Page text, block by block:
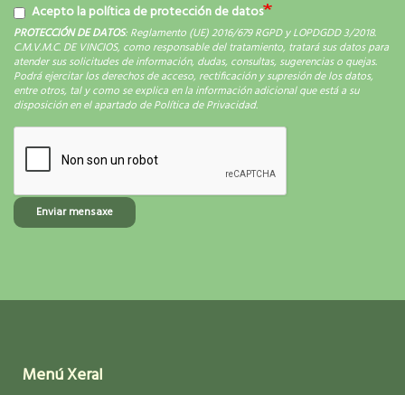
Acepto la política de protección de datos
PROTECCIÓN DE DATOS: Reglamento (UE) 2016/679 RGPD y LOPDGDD 3/2018.
C.M.V.M.C. DE VINCIOS, como responsable del tratamiento, tratará sus datos para
atender sus solicitudes de información, dudas, consultas, sugerencias o quejas.
Podrá ejercitar los derechos de acceso, rectificación y supresión de los datos,
entre otros, tal y como se explica en la información adicional que está a su
disposición en el apartado de Política de Privacidad.
Enviar mensaxe
Menú Xeral